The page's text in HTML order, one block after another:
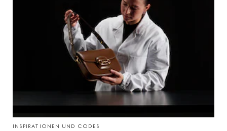
INSPIRATIONEN UND CODES